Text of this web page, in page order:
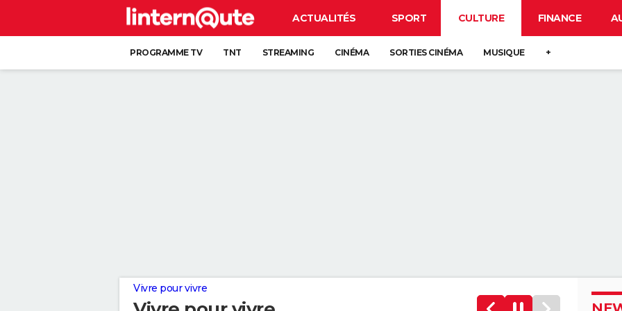
ACTUALITÉS SPORT CULTURE FINANCE
PROGRAMME TV TNT STREAMING CINÉMA SORTIES CINÉMA MUSIQUE +
Vivre pour vivre